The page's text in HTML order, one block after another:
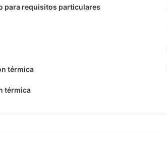
para requisitos particulares
térmica
térmica